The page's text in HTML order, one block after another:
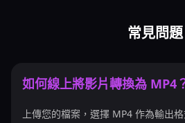
常見問題
如何線上將影片轉換為 MP4
上傳您的檔案，選擇 MP4 作為輸出